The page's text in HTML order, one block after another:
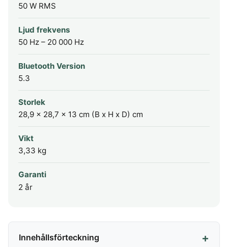
50 W RMS
Ljud frekvens
50 Hz – 20 000 Hz
Bluetooth Version
5.3
Storlek
28,9 x 28,7 x 13 cm (B x H x D) cm
Vikt
3,33 kg
Garanti
2 år
Innehållsförteckning